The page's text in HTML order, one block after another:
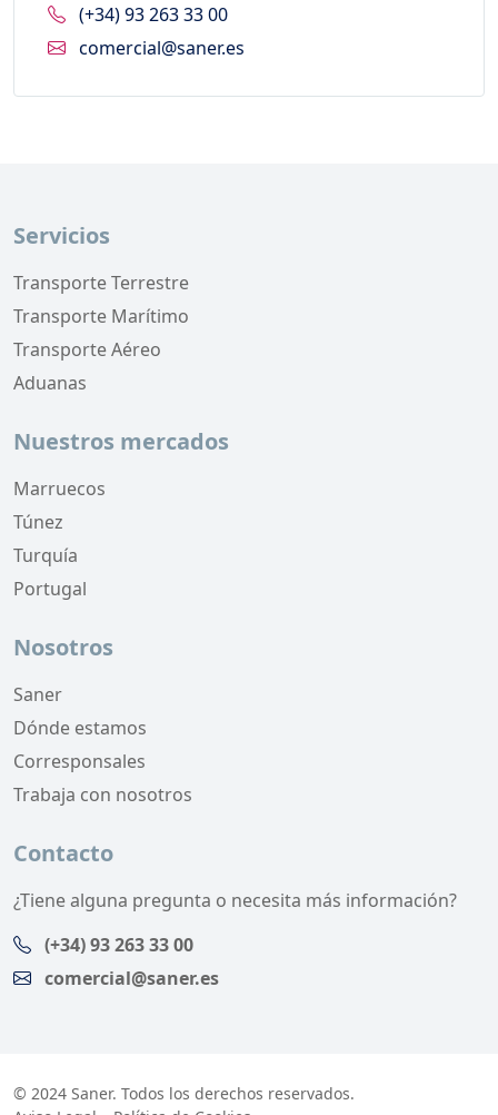
(+34) 93 263 33 00
comercial@saner.es
Servicios
Transporte Terrestre
Transporte Marítimo
Transporte Aéreo
Aduanas
Nuestros mercados
Marruecos
Túnez
Turquía
Portugal
Nosotros
Saner
Dónde estamos
Corresponsales
Trabaja con nosotros
Contacto
¿Tiene alguna pregunta o necesita más información?
(+34) 93 263 33 00
comercial@saner.es
© 2024 Saner. Todos los derechos reservados.